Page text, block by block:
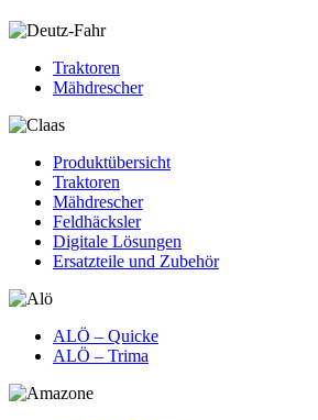
Traktoren
Mähdrescher
Produktübersicht
Traktoren
Mähdrescher
Feldhäcksler
Digitale Lösungen
Ersatzteile und Zubehör
ALÖ – Quicke
ALÖ – Trima